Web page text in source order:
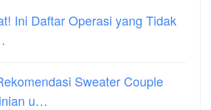
Ini Daftar Operasi yang Tidak
Sweater Couple
u…